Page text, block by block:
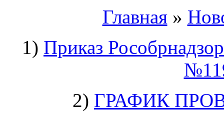
Главная»
1) Приказ
2) ГРАФИК